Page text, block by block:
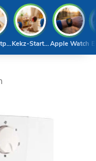
Apple Watch
Kekz-Starterset